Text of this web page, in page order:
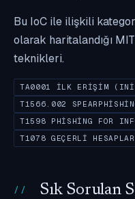
Bu IoC ile ilişkili
olarak haritalandığı
teknikleri.
TA0001 İLK ERIŞIM
T1566.002
T1598 PHISHING FOR
T1078 GEÇERLI
Sık Sorulan